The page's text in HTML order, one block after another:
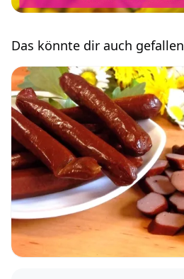
Das könnte dir auch gefallen